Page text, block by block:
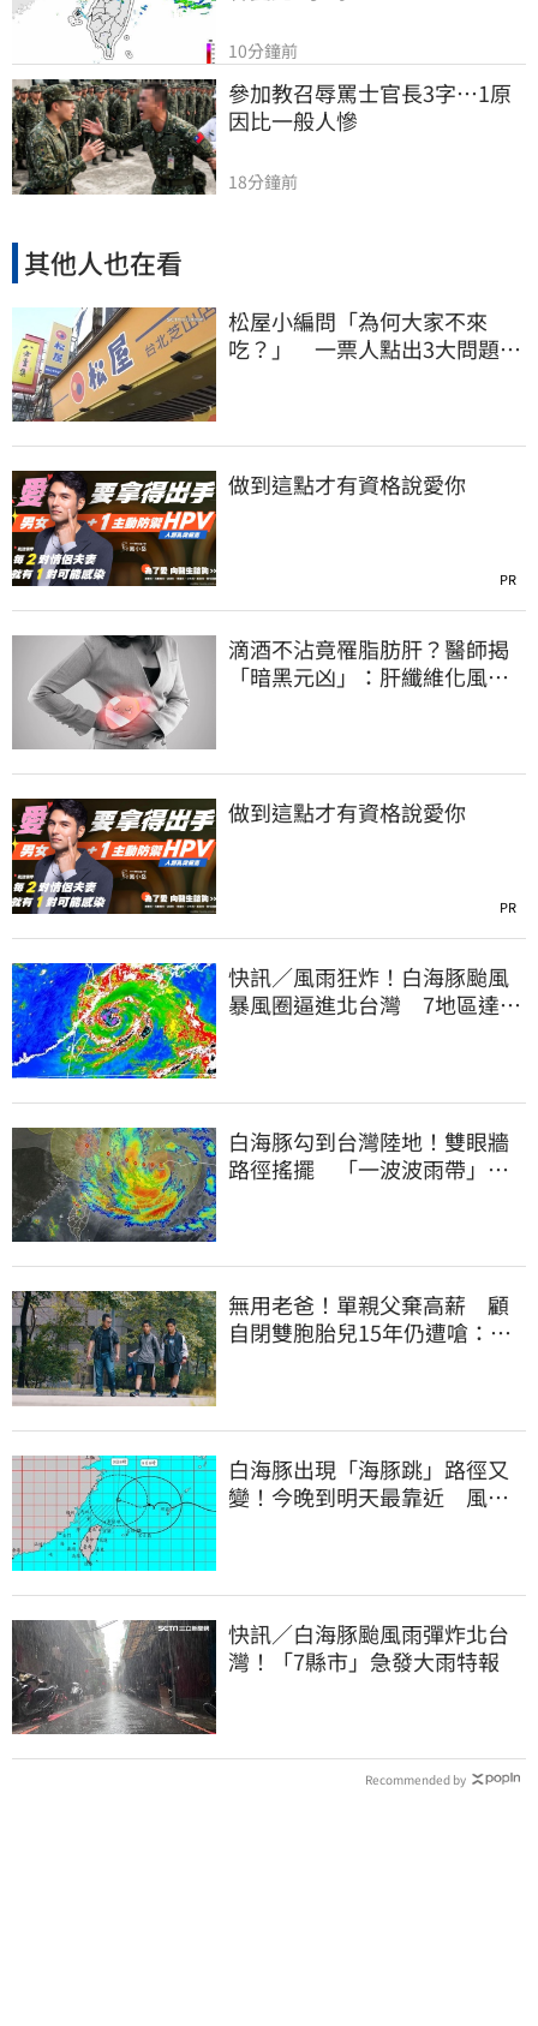
10分鐘前
參加教召辱罵士官長3字…1原
因比一般人慘
18分鐘前
其他人也在看
松屋小編問「為何大家不來
吃？」 一票人點出3大問題：
做到這點才有資格說愛你
PR
滴酒不沾竟罹脂肪肝？醫師揭
「暗黑元凶」：肝纖維化風險
做到這點才有資格說愛你
PR
快訊／風雨狂炸！白海豚颱風
暴風圈逼進北台灣 7地區達停
白海豚勾到台灣陸地！雙眼牆
路徑搖擺 「一波波雨帶」開
無用老爸！單親父棄高薪 顧
自閉雙胞胎兒15年仍遭嗆：怎
白海豚出現「海豚跳」路徑又
變！今晚到明天最靠近 風雨
快訊／白海豚颱風雨彈炸北台
灣！「7縣市」急發大雨特報
Recommended by